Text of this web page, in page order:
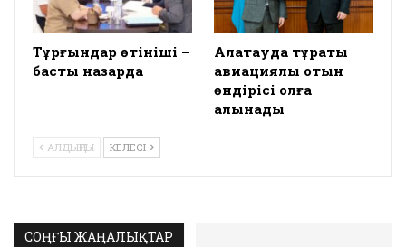
Тұрғындар өтініші –
басты назарда
Алатауда тұрақты
авиациялық отын
өндірісі қолға
алынады
АЛДЫҢҒЫ КЕЛЕСІ
СОҢҒЫ ЖАҢАЛЫҚТАР